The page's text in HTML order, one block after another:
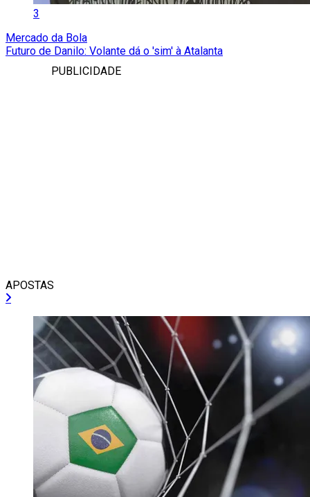
3
Mercado da Bola
Futuro de Danilo: Volante dá o 'sim' à Atalanta
PUBLICIDADE
APOSTAS